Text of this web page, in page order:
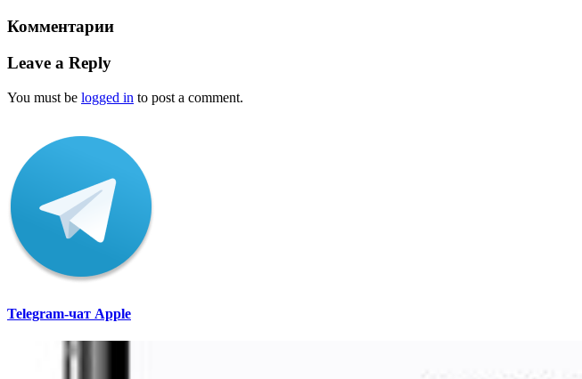
Комментарии
Leave a Reply
You must be logged in to post a comment.
Telegram-чат Apple